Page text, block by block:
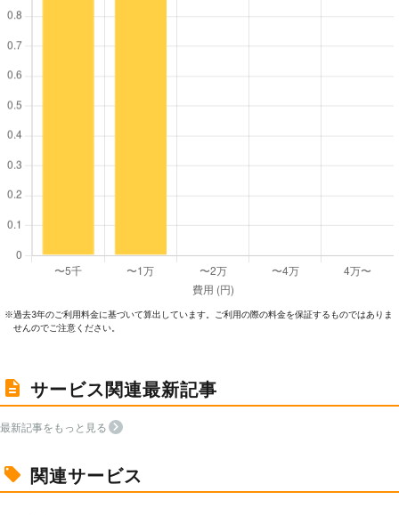
※過去3年のご利⽤料⾦に基づいて算出しています。ご利⽤の際の料⾦を保証するものではありま
せんのでご注意ください。
サービス関連最新記事
最新記事をもっと見る
関連サービス